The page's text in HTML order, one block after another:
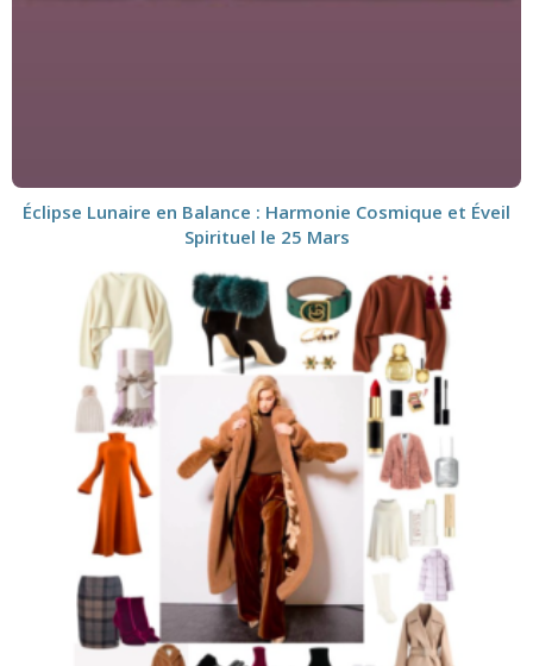
Éclipse Lunaire en Balance : Harmonie Cosmique et Éveil
Spirituel le 25 Mars